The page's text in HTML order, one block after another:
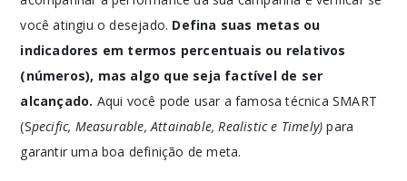
você atingiu o desejado. Defina suas metas ou
indicadores em termos percentuais ou relativos
(números), mas algo que seja factível de ser
alcançado. Aqui você pode usar a famosa técnica SMART
(Specific, Measurable, Attainable, Realistic e Timely)para
garantir uma boa definição de meta.